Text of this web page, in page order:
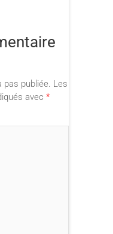
pas publiée. Les
avec *